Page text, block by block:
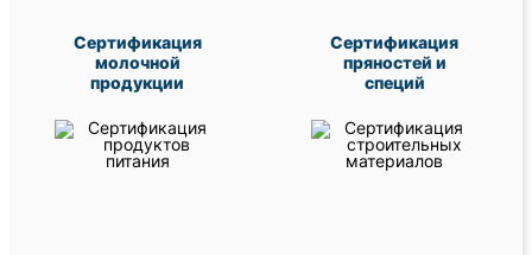
Сертификация
молочной
продукции
Сертификация
пряностей и
специй